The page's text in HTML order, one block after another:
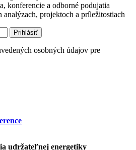
konferencie a odborné podujatia
projektoch a príležitostiach
osobných údajov pre
udržateľnej energetiky